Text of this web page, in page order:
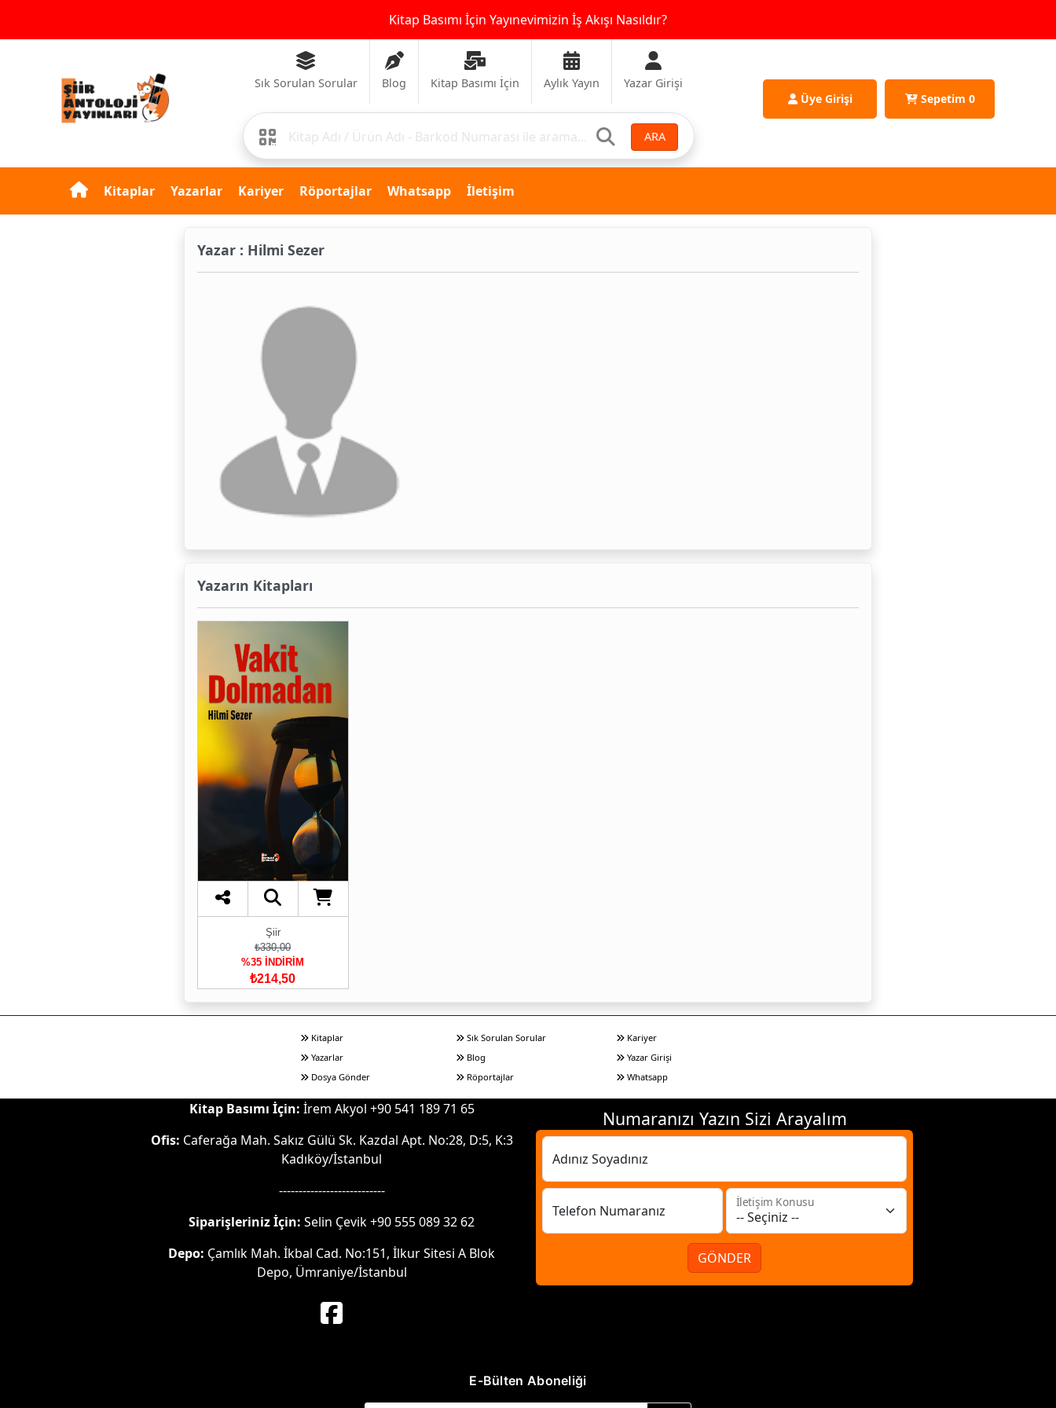
Kitap Basımı İçin Yayınevimizin İş Akışı Nasıldır?
Sık Sorulan Sorular Blog Kitap Basımı İçin Aylık Yayın Yazar Girişi
ARA
Üye Girişi Sepetim 0
Kitaplar Yazarlar Kariyer Röportajlar Whatsapp İletişim
Yazar : Hilmi Sezer
Yazarın Kitapları
Şiir
₺330,00
%35 İNDİRİM
₺214,50
Kitaplar
Yazarlar
Dosya Gönder
Sık Sorulan Sorular
Blog
Röportajlar
Kariyer
Yazar Girişi
Whatsapp
Kitap Basımı İçin: İrem Akyol +90 541 189 71 65
Ofis: Caferağa Mah. Sakız Gülü Sk. Kazdal Apt. No:28, D:5, K:3
Kadıköy/İstanbul
---------------------------
Siparişleriniz İçin: Selin Çevik +90 555 089 32 62
Depo: Çamlık Mah. İkbal Cad. No:151, İlkur Sitesi A Blok
Depo, Ümraniye/İstanbul
Numaranızı Yazın Sizi Arayalım
Adınız Soyadınız
Telefon Numaranız
İletişim Konusu
GÖNDER
E-Bülten Aboneliği